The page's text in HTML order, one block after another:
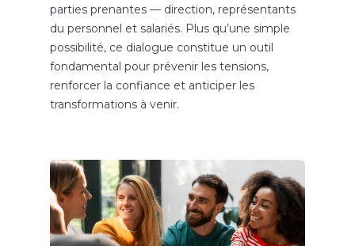
parties prenantes — direction, représentants
du personnel et salariés. Plus qu’une simple
possibilité, ce dialogue constitue un outil
fondamental pour prévenir les tensions,
renforcer la confiance et anticiper les
transformations à venir.